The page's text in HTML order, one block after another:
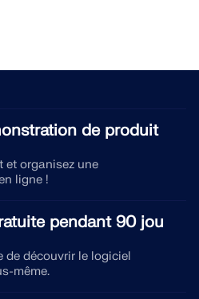
de produit
et organisez une
ligne !
pendant 90 jou
de découvrir le logiciel
même.